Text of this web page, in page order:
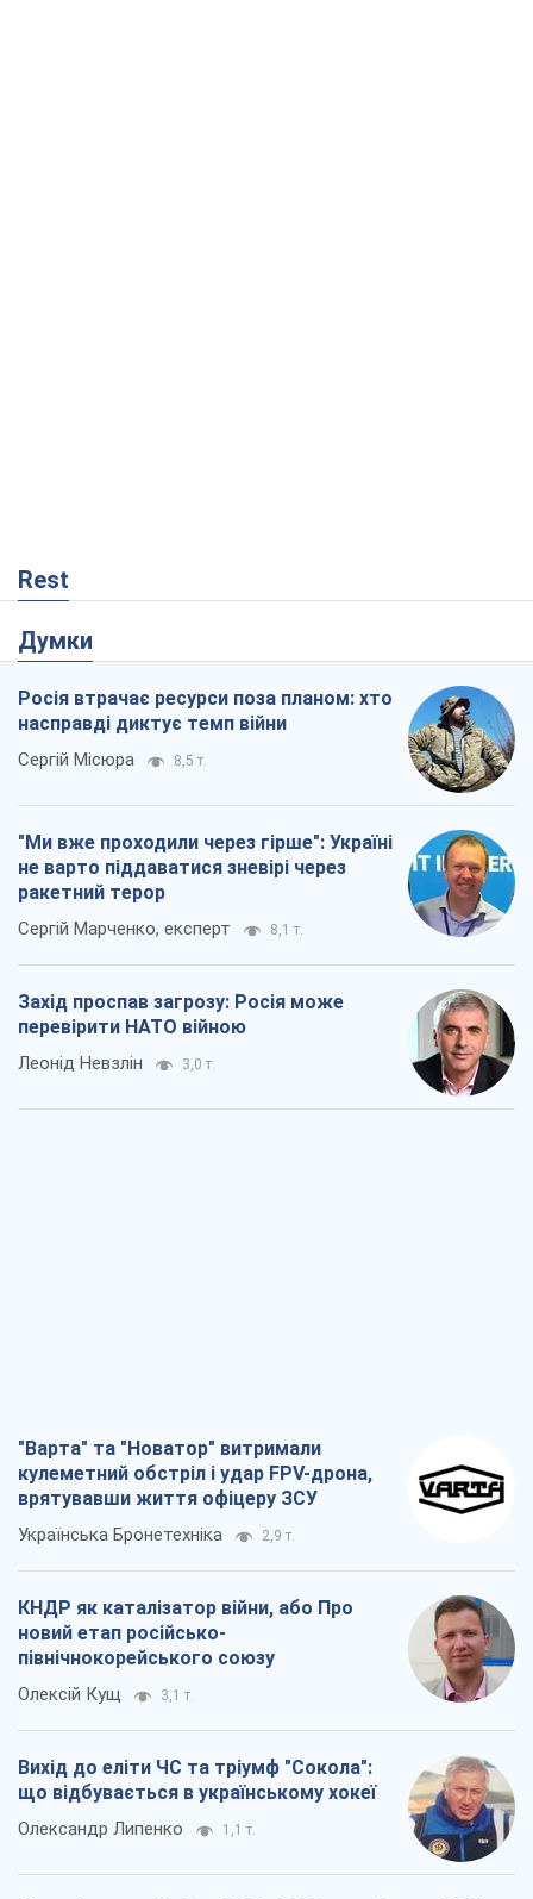
Rest
Думки
Росія втрачає ресурси поза планом: хто
насправді диктує темп війни
Сергій Місюра 8,5 т.
"Ми вже проходили через гірше": Україні
не варто піддаватися зневірі через
ракетний терор
Сергій Марченко, експерт 8,1 т.
Захід проспав загрозу: Росія може
перевірити НАТО війною
Леонід Невзлін 3,0 т.
"Варта" та "Новатор" витримали
кулеметний обстріл і удар FPV-дрона,
врятувавши життя офіцеру ЗСУ
Українська Бронетехніка 2,9 т.
КНДР як каталізатор війни, або Про
новий етап російсько-
північнокорейського союзу
Олексій Кущ 3,1 т.
Вихід до еліти ЧС та тріумф "Сокола":
що відбувається в українському хокеї
Олександр Липенко 1,1 т.